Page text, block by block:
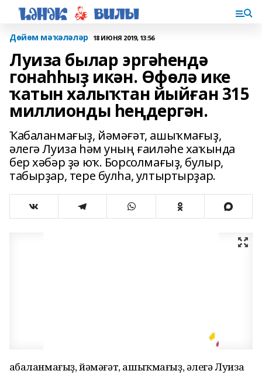
Дөйөм мәҡәләләр 18 ИЮНЯ 2019, 13:56
Луиза былар эргәһендә
гонаһһыҙ икән. Өфөлә ике
ҡатын халыҡтан йыйған 315
миллионды һеңдергән.
Ҡабаланмағыҙ, йәмәғәт, ашыҡмағыҙ,
әлегә Луиза һәм уның ғаиләһе хаҡында
бер хәбәр ҙә юҡ. Борсолмағыҙ, булыр,
табырҙар, тере булһа, ултыртырҙар.
Ҡабаланмағыҙ, йәмәғәт, ашыҡмағыҙ, әлегә Луиза